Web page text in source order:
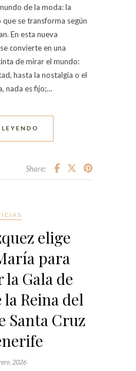
de la moda: la
se transforma según
En esta nueva
convierte en una
de mirar el mundo:
hasta la nostalgia o el
nada es fijo;…
Share:
elige
para
Gala de
Reina del
Santa Cruz
2026